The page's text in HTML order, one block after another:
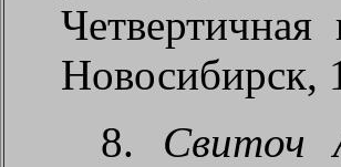
Новосибирск,
8. Свиточ